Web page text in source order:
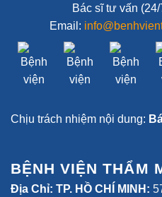
Bác sĩ tư vấn (24/
Email:
Chịu trách nhiệm nội dung:
BỆNH VIỆN THẨM
Địa Chỉ: TP. HỒ CHÍ MINH: